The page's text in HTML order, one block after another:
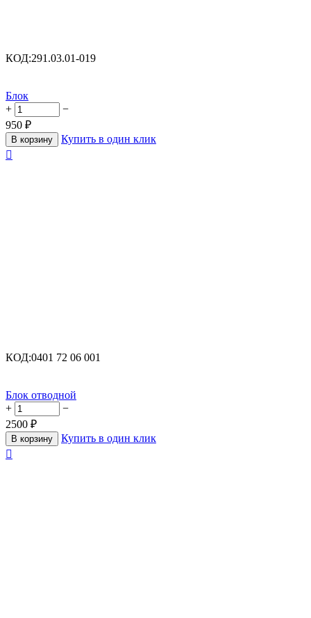
КОД:291.03.01-019
Блок
+
−
950 ₽
В корзину
Купить в один клик

КОД:0401 72 06 001
Блок отводной
+
−
2500 ₽
В корзину
Купить в один клик
